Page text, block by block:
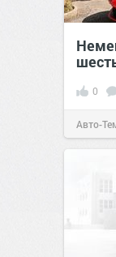
0
Авто-